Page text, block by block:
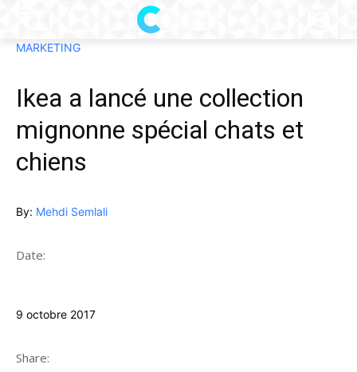
MARKETING
Ikea a lancé une collection
mignonne spécial chats et
chiens
By: Mehdi Semlali
Date:
9 octobre 2017
Share: